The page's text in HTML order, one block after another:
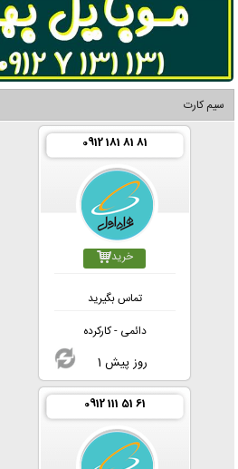
سیم کارت
0912 181 81 81
خرید
تماس بگیرید
دائمی - کارکرده
1 روز پیش
0912 111 51 61